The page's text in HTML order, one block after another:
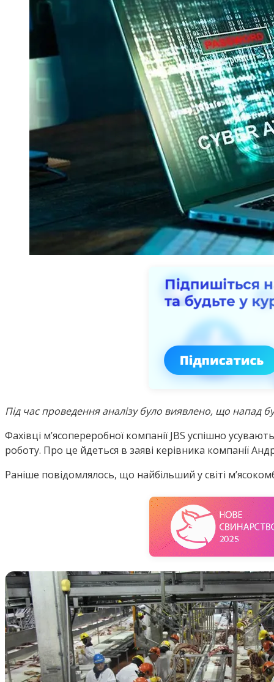
Під час проведення аналізу було виявлено, що напад
Фахівці м’ясопереробної компанії JBS успішно
роботу. Про це йдеться в заяві керівника компанії
Раніше повідомлялось, що найбільший у світі